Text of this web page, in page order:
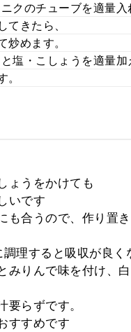
のチューブを適量入
きたら、
めます。
・こしょうを適量加
ょうをかけても
いです
合うので、作り置き
理すると吸収が良く
みりんで味を付け、
らずです。
すすめです